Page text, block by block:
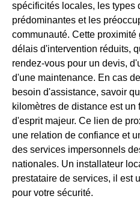
spécificités locales, les types
prédominantes et les
communauté. Cette
délais d'intervention réduits,
rendez-vous pour un devis,
d'une maintenance. En cas
besoin d'assistance, savoir
kilomètres de distance est un
d'esprit majeur. Ce lien de
une relation de confiance et
des services impersonnels
nationales. Un installateur
prestataire de services, il est
pour votre sécurité.